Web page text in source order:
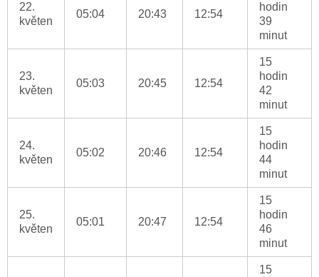
22.
květen
05:04 20:43 12:54
hodin
39
minut
23.
květen
05:03 20:45 12:54
15
hodin
42
minut
24.
květen
05:02 20:46 12:54
15
hodin
44
minut
25.
květen
05:01 20:47 12:54
15
hodin
46
minut
15